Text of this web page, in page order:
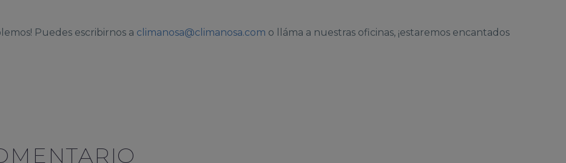
Puedes escribirnos a climanosa@climanosa.com o lláma a nuestras oficinas, ¡estaremos encantados